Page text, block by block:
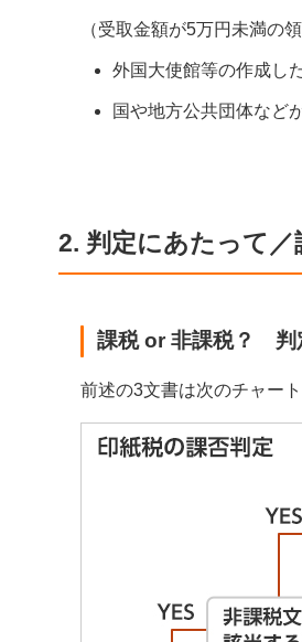
（受取金額が5万円未満の
外国大使館等の作成し
国や地方公共団体など
2. 判定にあたって／
課税 or 非課税？ 判
前述の3文書は次のチャー